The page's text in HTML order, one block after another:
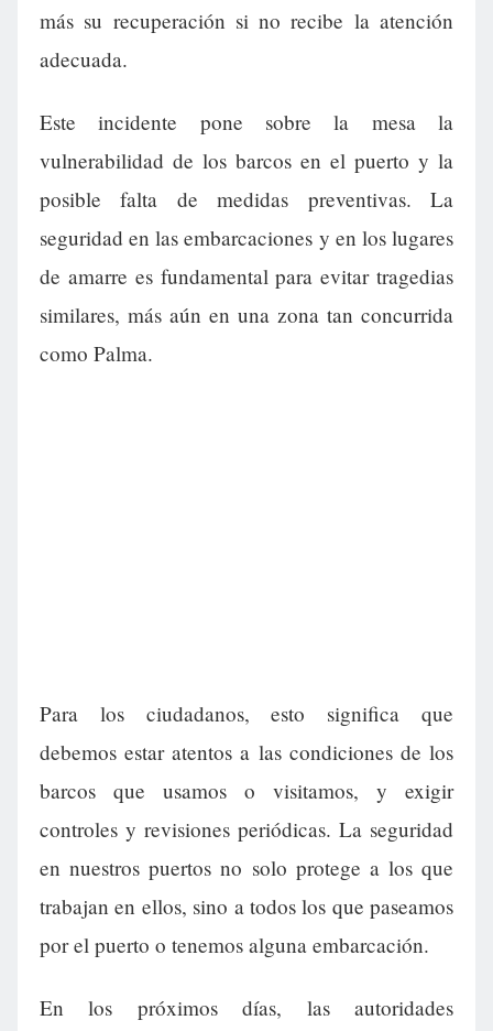
más su recuperación si no recibe la atención
adecuada.
Este incidente pone sobre la mesa la
vulnerabilidad de los barcos en el puerto y la
posible falta de medidas preventivas. La
seguridad en las embarcaciones y en los lugares
de amarre es fundamental para evitar tragedias
similares, más aún en una zona tan concurrida
como Palma.
Para los ciudadanos, esto significa que
debemos estar atentos a las condiciones de los
barcos que usamos o visitamos, y exigir
controles y revisiones periódicas. La seguridad
en nuestros puertos no solo protege a los que
trabajan en ellos, sino a todos los que paseamos
por el puerto o tenemos alguna embarcación.
En los próximos días, las autoridades